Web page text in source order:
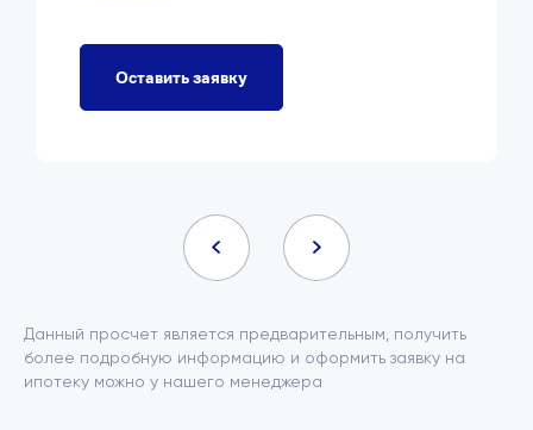
Оставить заявку
Данный просчет является предварительным, получить
более подробную информацию и оформить заявку на
ипотеку можно у нашего менеджера